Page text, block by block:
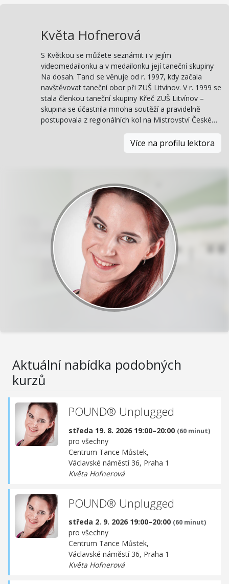
Květa Hofnerová
S Květkou se můžete seznámit i v jejím
videomedailonku a v medailonku její taneční skupiny
Na dosah. Tanci se věnuje od r. 1997, kdy začala
navštěvovat taneční obor při ZUŠ Litvínov. V r. 1999 se
stala členkou taneční skupiny Křeč ZUŠ Litvínov –
skupina se účastnila mnoha soutěží a pravidelně
postupovala z regionálních kol na Mistrovství České…
Více na profilu lektora
Aktuální nabídka podobných
kurzů
POUND® Unplugged
středa 19. 8. 2026 19:00–20:00 (60 minut)
pro všechny
Centrum Tance Můstek,
Václavské náměstí 36, Praha 1
Květa Hofnerová
POUND® Unplugged
středa 2. 9. 2026 19:00–20:00 (60 minut)
pro všechny
Centrum Tance Můstek,
Václavské náměstí 36, Praha 1
Květa Hofnerová